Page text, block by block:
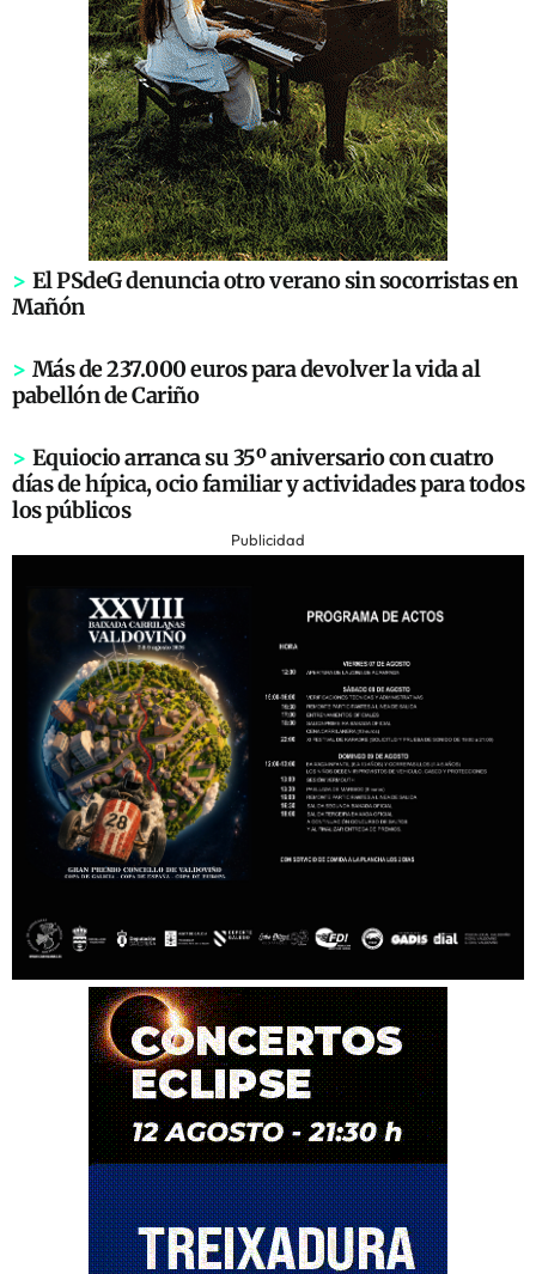
> El PSdeG denuncia otro verano sin socorristas en
Mañón
> Más de 237.000 euros para devolver la vida al
pabellón de Cariño
> Equiocio arranca su 35º aniversario con cuatro
días de hípica, ocio familiar y actividades para todos
los públicos
Publicidad